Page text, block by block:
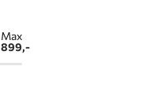
Max
899,-